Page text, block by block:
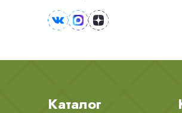
Каталог